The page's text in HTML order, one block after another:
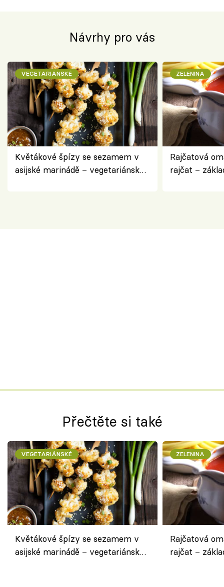
Návrhy pro vás
VEGETARIÁNSKÉ
Květákové špízy se sezamem v
asijské marinádě – vegetariánská
ZELENINA
Rajčatová
rajčat –
Přečtěte si také
VEGETARIÁNSKÉ
Květákové špízy se sezamem v
asijské marinádě – vegetariánská
ZELENINA
Rajčatová
rajčat –